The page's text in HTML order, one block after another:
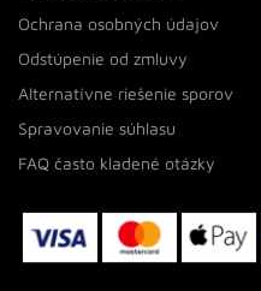
Ochrana osobných údajov
Odstúpenie od zmluvy
Alternatívne riešenie sporov
Spravovanie súhlasu
FAQ často kladené otázky